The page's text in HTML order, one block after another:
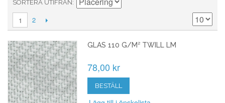
SORTERA UTIFRÅN
1 2
GLAS 110 G/M² TWILL LM
78,00 kr
BESTÄLL